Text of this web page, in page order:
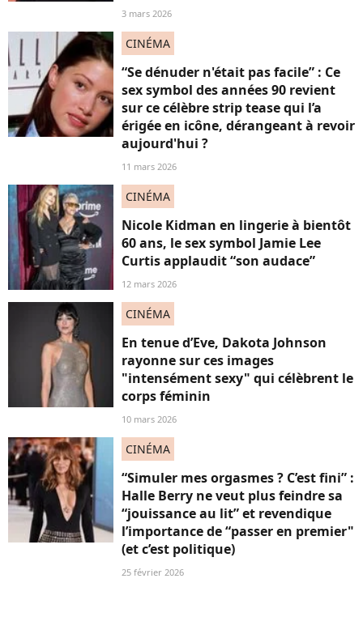
3 mars 2026
CINÉMA
“Se dénuder n'était pas facile” : Ce
sex symbol des années 90 revient
sur ce célèbre strip tease qui l’a
érigée en icône, dérangeant à revoir
aujourd'hui ?
11 mars 2026
CINÉMA
Nicole Kidman en lingerie à bientôt
60 ans, le sex symbol Jamie Lee
Curtis applaudit “son audace”
12 mars 2026
CINÉMA
En tenue d’Eve, Dakota Johnson
rayonne sur ces images
"intensément sexy" qui célèbrent le
corps féminin
10 mars 2026
CINÉMA
“Simuler mes orgasmes ? C’est fini” :
Halle Berry ne veut plus feindre sa
“jouissance au lit” et revendique
l’importance de “passer en premier"
(et c’est politique)
25 février 2026